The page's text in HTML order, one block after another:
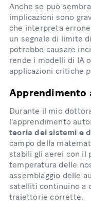
Anche se può
implicazioni sono
che interpreta
un segnale di limite
potrebbe causare
rende i modelli di IA
applicazioni critiche
Apprendimento
Durante il mio
l'apprendimento
teoria dei sistemi e
campo della
stabili gli aerei con il
temperatura delle
assemblaggio delle
satelliti continuino a
traiettorie corrette.